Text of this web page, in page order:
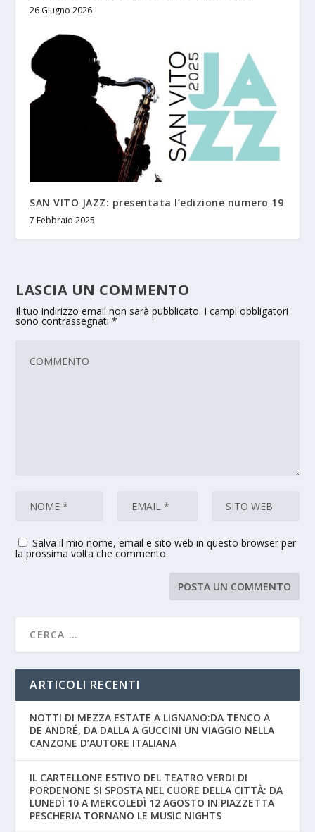
26 Giugno 2026
SAN VITO JAZZ: presentata l’edizione numero 19
7 Febbraio 2025
LASCIA UN COMMENTO
Il tuo indirizzo email non sarà pubblicato. I campi obbligatori
sono contrassegnati*
Salva il mio nome, email e sito web in questo browser per
la prossima volta che commento.
ARTICOLI RECENTI
NOTTI DI MEZZA ESTATE A LIGNANO:DA TENCO A
DE ANDRÉ, DA DALLA A GUCCINI UN VIAGGIO NELLA
CANZONE D’AUTORE ITALIANA
IL CARTELLONE ESTIVO DEL TEATRO VERDI DI
PORDENONE SI SPOSTA NEL CUORE DELLA CITTÀ: DA
LUNEDÌ 10 A MERCOLEDÌ 12 AGOSTO IN PIAZZETTA
PESCHERIA TORNANO LE MUSIC NIGHTS